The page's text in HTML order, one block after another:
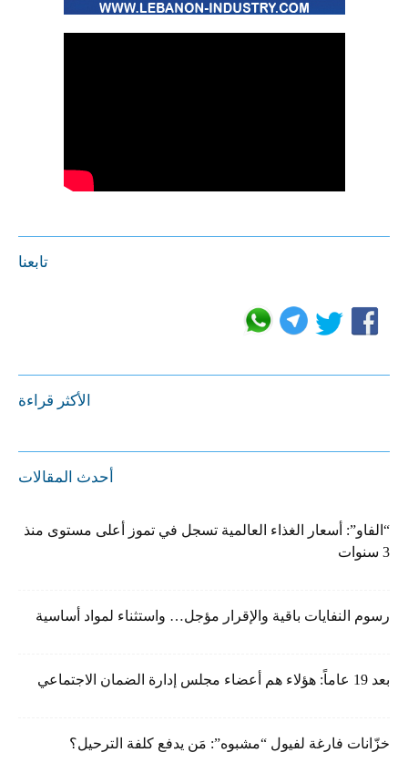
تابعنا
الأكثر قراءة
أحدث المقالات
“الفاو”: أسعار الغذاء العالمية تسجل في تموز أعلى مستوى منذ
3 سنوات
رسوم النفايات باقية والإقرار مؤجل… واستثناء لمواد أساسية
بعد 19 عاماً: هؤلاء هم أعضاء مجلس إدارة الضمان الاجتماعي
خزّانات فارغة لفيول “مشبوه”: مَن يدفع كلفة الترحيل؟